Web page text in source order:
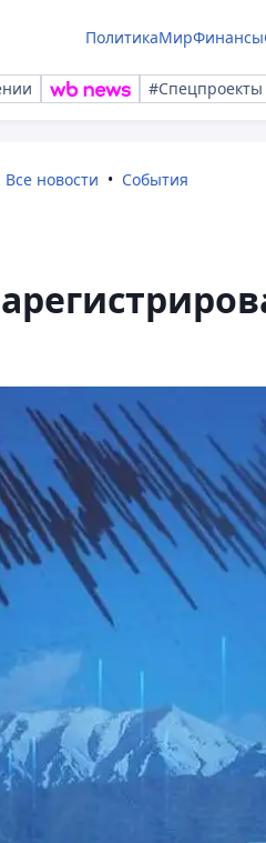
ПолитикаМирФинансы
#Спецпроекты
Все новости События